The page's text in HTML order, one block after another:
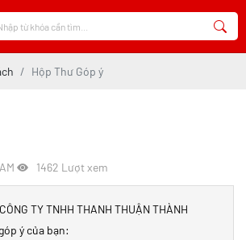
Hộp Thư Góp ý
1462 Lượt xem
TY TNHH THANH THUẬN THÀNH
ý của bạn: